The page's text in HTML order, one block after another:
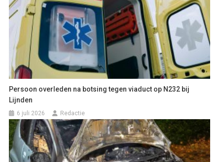
Persoon overleden na botsing tegen viaduct op N232 bij
Lijnden
6 juli 2026 Redactie